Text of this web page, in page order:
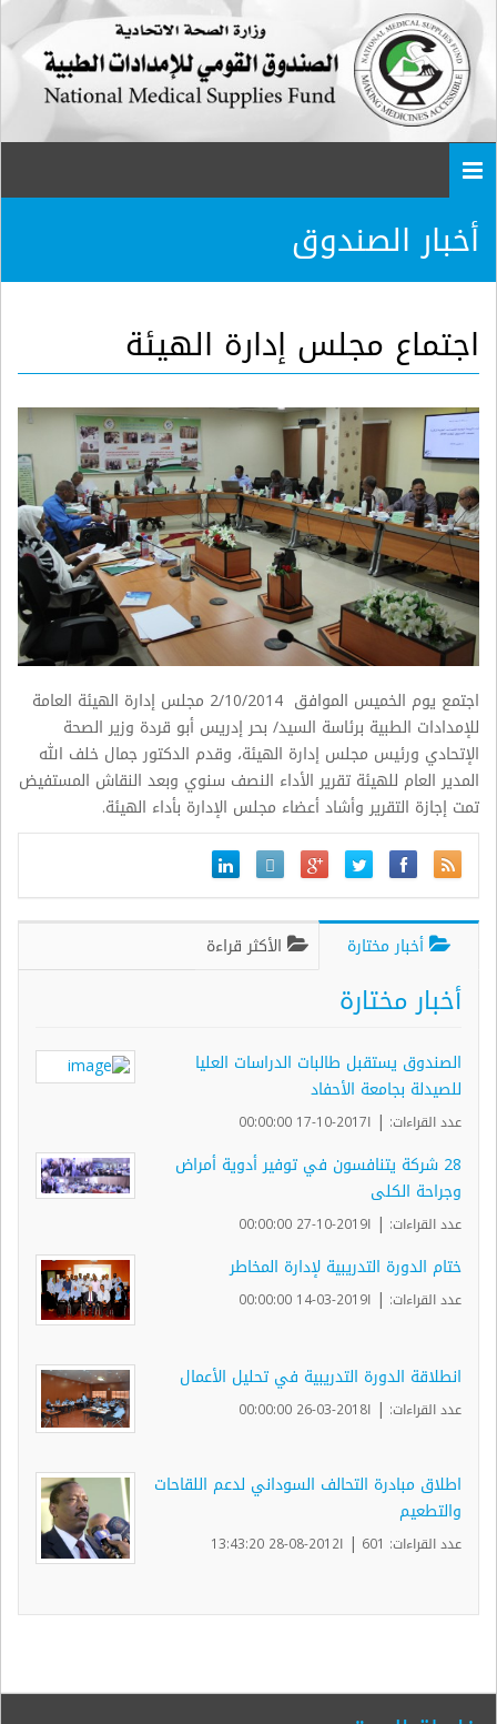
أخبار الصندوق
اجتماع مجلس إدارة الهيئة
اجتمع يوم الخميس الموافق 2/10/2014 مجلس إدارة الهيئة العامة
للإمدادات الطبية برئاسة السيد/ بحر إدريس أبو قردة وزير الصحة
الإتحادي ورئيس مجلس إدارة الهيئة، وقدم الدكتور جمال خلف الله
المدير العام للهيئة تقرير الأداء النصف سنوي وبعد النقاش المستفيض
تمت إجازة التقرير وأشاد أعضاء مجلس الإدارة بأداء الهيئة.
أخبار مختارة الأكثر قراءة
أخبار مختارة
الصندوق يستقبل طالبات الدراسات العليا
للصيدلة بجامعة الأحفاد
عدد القراءات: | ا2017-10-17 00:00:00
28 شركة يتنافسون في توفير أدوية أمراض
وجراحة الكلى
عدد القراءات: | ا2019-10-27 00:00:00
ختام الدورة التدريبية لإدارة المخاطر
عدد القراءات: | ا2019-03-14 00:00:00
انطلاقة الدورة التدريبية في تحليل الأعمال
عدد القراءات: | ا2018-03-26 00:00:00
اطلاق مبادرة التحالف السوداني لدعم اللقاحات
والتطعيم
عدد القراءات: 601 | ا2012-08-28 13:43:20